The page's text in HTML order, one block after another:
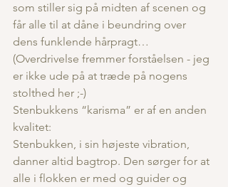
som stiller sig på midten af scenen og
får alle til at dåne i beundring over
dens funklende hårpragt…
(Overdrivelse fremmer forståelsen - jeg
er ikke ude på at træde på nogens
stolthed her ;-)
Stenbukkens “karisma” er af en anden
kvalitet:
Stenbukken, i sin højeste vibration,
danner altid bagtrop. Den sørger for at
alle i flokken er med og guider og